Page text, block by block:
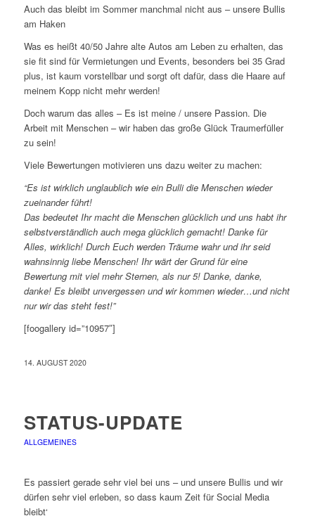
Auch das bleibt im Sommer manchmal nicht aus – unsere Bullis
am Haken
Was es heißt 40/50 Jahre alte Autos am Leben zu erhalten, das
sie fit sind für Vermietungen und Events, besonders bei 35 Grad
plus, ist kaum vorstellbar und sorgt oft dafür, dass die Haare auf
meinem Kopp nicht mehr werden!
Doch warum das alles – Es ist meine / unsere Passion. Die
Arbeit mit Menschen – wir haben das große Glück Traumerfüller
zu sein!
Viele Bewertungen motivieren uns dazu weiter zu machen:
“Es ist wirklich unglaublich wie ein Bulli die Menschen wieder
zueinander führt!
Das bedeutet Ihr macht die Menschen glücklich und uns habt ihr
selbstverständlich auch mega glücklich gemacht! Danke für
Alles, wirklich! Durch Euch werden Träume wahr und ihr seid
wahnsinnig liebe Menschen! Ihr wärt der Grund für eine
Bewertung mit viel mehr Sternen, als nur 5! Danke, danke,
danke! Es bleibt unvergessen und wir kommen wieder…und nicht
nur wir das steht fest!”
[foogallery id=”10957″]
14. AUGUST 2020
STATUS-UPDATE
ALLGEMEINES
Es passiert gerade sehr viel bei uns – und unsere Bullis und wir
dürfen sehr viel erleben, so dass kaum Zeit für Social Media
bleibt‘